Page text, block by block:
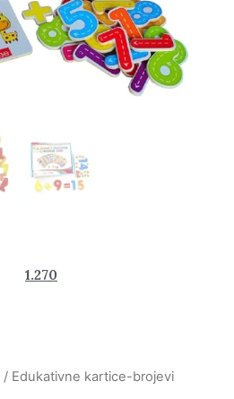
1.270
/ Edukativne kartice-brojevi